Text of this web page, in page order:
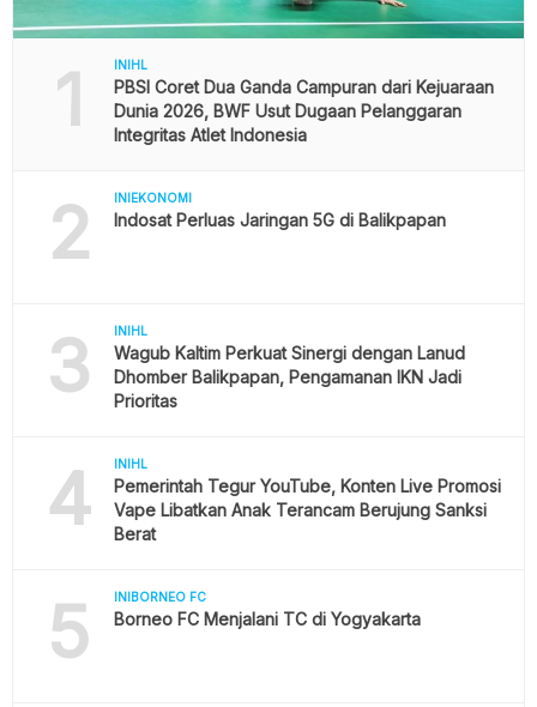
1 INIHL
PBSI Coret Dua Ganda Campuran dari Kejuaraan
Dunia 2026, BWF Usut Dugaan Pelanggaran
Integritas Atlet Indonesia
2 INIEKONOMI
Indosat Perluas Jaringan 5G di Balikpapan
3 INIHL
Wagub Kaltim Perkuat Sinergi dengan Lanud
Dhomber Balikpapan, Pengamanan IKN Jadi
Prioritas
4 INIHL
Pemerintah Tegur YouTube, Konten Live Promosi
Vape Libatkan Anak Terancam Berujung Sanksi
Berat
5 INIBORNEO FC
Borneo FC Menjalani TC di Yogyakarta